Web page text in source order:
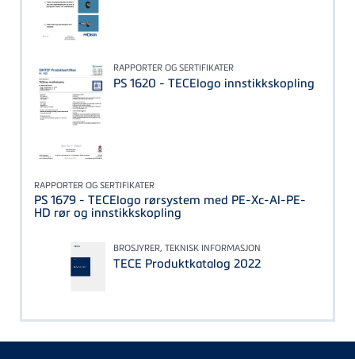
RAPPORTER OG SERTIFIKATER
PS 1620 - TECElogo innstikkskopling
RAPPORTER OG SERTIFIKATER
PS 1679 - TECElogo rørsystem med PE-Xc-Al-PE-
HD rør og innstikkskopling
BROSJYRER, TEKNISK INFORMASJON
TECE Produktkatalog 2022